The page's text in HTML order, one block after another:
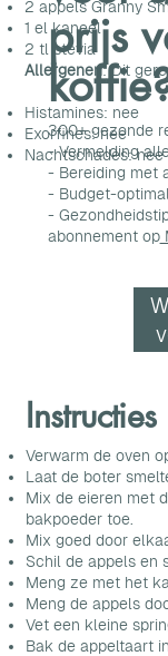
2 appels Granny
1 el kaneel
2 tl stevia
Allergenen: Dit
Histamines: nee
Exorfines: nee
Nachtschades: nee
prijs
300+ gezonde
- Vermelding
- Bereiding met
- Budget-
-
abonnement op
Instructies
Verwarm de oven
Laat de boter
Mix de eieren met
bakpoeder toe.
Mix goed door
Schil de appels en
Meng ze met het
Meng de appels
Vet een kleine
Bak de appeltaart